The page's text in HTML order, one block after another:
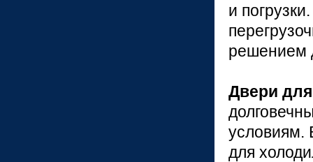
и
решением
Двери
условиям.
для